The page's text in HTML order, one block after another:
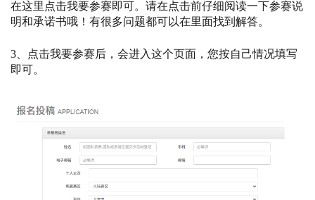
在这里点击我要参赛即可。请在点击前仔细阅读一下参赛说
明和承诺书哦！有很多问题都可以在里面找到解答。
3、点击我要参赛后，会进入这个页面，您按自己情况填写
即可。